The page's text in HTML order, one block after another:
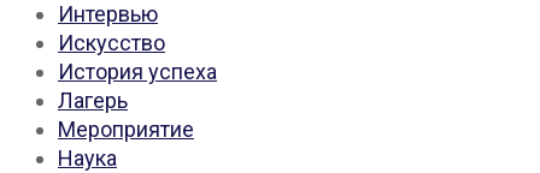
Интервью
Искусство
История успеха
Лагерь
Мероприятие
Наука